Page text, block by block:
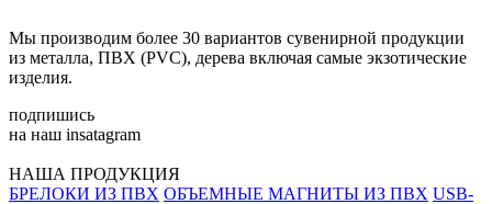
Мы производим более 30 вариантов сувенирной продукции
из металла, ПВХ (PVC), дерева включая самые экзотические
изделия.
подпишись
на наш insatagram
НАША ПРОДУКЦИЯ
БРЕЛОКИ ИЗ ПВХ ОБЪЕМНЫЕ МАГНИТЫ ИЗ ПВХ USB-